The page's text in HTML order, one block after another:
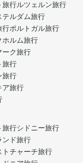
旅行ルツェルン旅行
テルダム旅行
行ポルトガル旅行
ホルム旅行
ーク旅行
旅行
旅行
ア旅行
旅行シドニー旅行
ンド旅行
トチャーチ旅行